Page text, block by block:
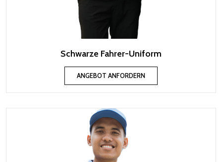
Schwarze Fahrer-Uniform
ANGEBOT ANFORDERN